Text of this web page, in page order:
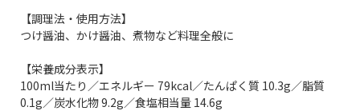
【調理法・使用方法】
つけ醤油、かけ醤油、煮物など料理全般に
【栄養成分表示】
100ml当たり／エネルギー 79kcal／たんぱく質 10.3g／脂質
0.1g／炭水化物 9.2g／食塩相当量 14.6g